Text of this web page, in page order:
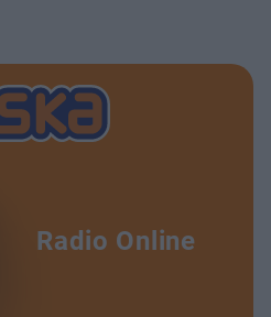
Radio Online